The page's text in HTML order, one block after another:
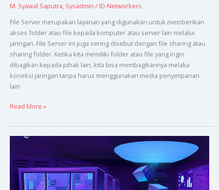
M. Syawal Saputra, Sysadmin / ID-Networkers
File Server merupakan layanan yang digunakan untuk memberikan
akses folder atau file kepada komputer atau server lain melalui
jaringan. File Server ini juga sering disebut dengan file sharing atau
sharing folder. Ketika kita memiliki folder atau file yang ingin
dibagikan kepada pihak lain, kita bisa membagikannya melalui
koneksi jaringan tanpa harus menggunakan media penyimpanan
lain
Read More »
Active
pada
Windows
Server